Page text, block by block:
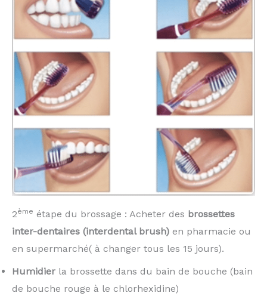
2ème étape du brossage : Acheter des brossettes
inter-dentaires (interdental brush) en pharmacie ou
en supermarché( à changer tous les 15 jours).
Humidier la brossette dans du bain de bouche (bain
de bouche rouge à le chlorhexidine)